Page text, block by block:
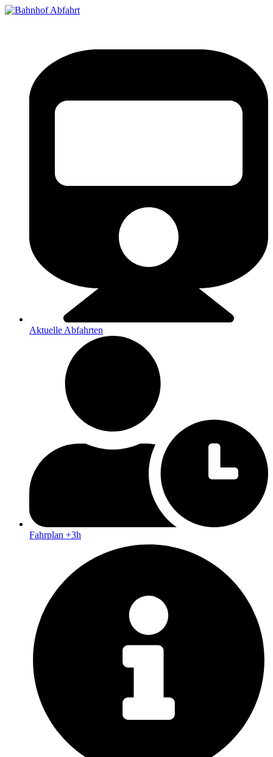
Aktuelle Abfahrten
Fahrplan +3h